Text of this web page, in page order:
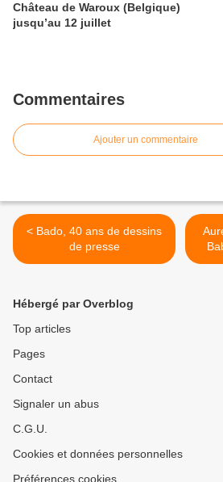
Château de Waroux (Belgique)
jusqu’au 12 juillet
Commentaires
Ajouter un commentaire
< Bado, 40 ans de dessins
de presse
Hébergé par Overblog
Top articles
Pages
Contact
Signaler un abus
C.G.U.
Cookies et données personnelles
Préférences cookies